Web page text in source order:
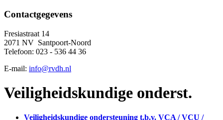
Contactgegevens
Fresiastraat 14
2071 NV Santpoort-Noord
Telefoon: 023 - 536 44 36
E-mail: info@rvdh.nl
Veiligheidskundige onderst.
Veiligheidskundige ondersteuning t.b.v. VCA / VCU /